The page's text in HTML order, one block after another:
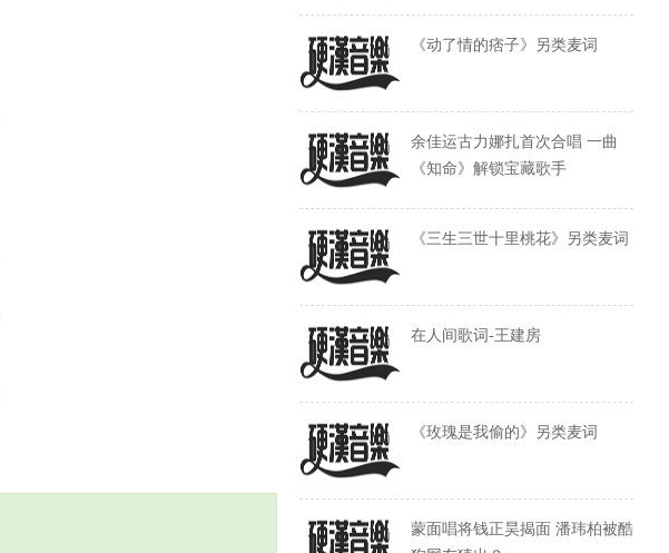
《动了情的痞子》另类麦词
余佳运古力娜扎首次合唱 一曲
《知命》解锁宝藏歌手
《三生三世十里桃花》另类麦词
在人间歌词-王建房
《玫瑰是我偷的》另类麦词
蒙面唱将钱正昊揭面 潘玮柏被酷